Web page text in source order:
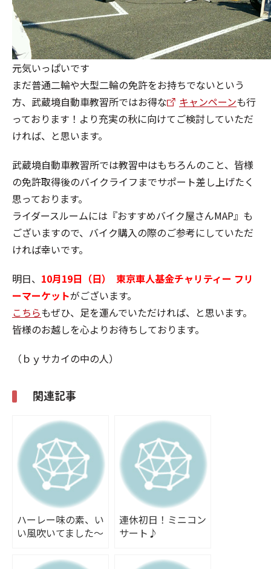
元気いっぱいです
まだ普通二輪や大型二輪の免許をお持ちでないという
方、武蔵境自動車教習所ではお得な
キャンペーンも行
っております！より充実の秋に向けてご検討していただ
ければ、と思います。
武蔵境自動車教習所では教習中はもちろんのこと、皆様
の免許取得後のバイクライフまでサポート差し上げたく
思っております。
ライダースルームには『おすすめバイク屋さんMAP』も
ございますので、バイク購入の際のご参考にしていただ
ければ幸いです。
明日、 10月19日（日） 東京車人基金チャリティー フリ
ーマーケットがございます。
こちらもぜひ、足を運んでいただければ、と思います。
皆様のお越しを心よりお待ちしております。
（ｂｙサカイの中の人）
関連記事
ハーレー味の素、い
い風吹いてました～
連休初日！ミニコン
サート♪